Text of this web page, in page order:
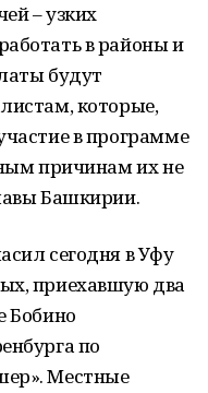
– узких
в районы и
будут
которые,
в программе
причинам их не
Башкирии.
сегодня в Уфу
приехавшую два
Бобино
по
Местные